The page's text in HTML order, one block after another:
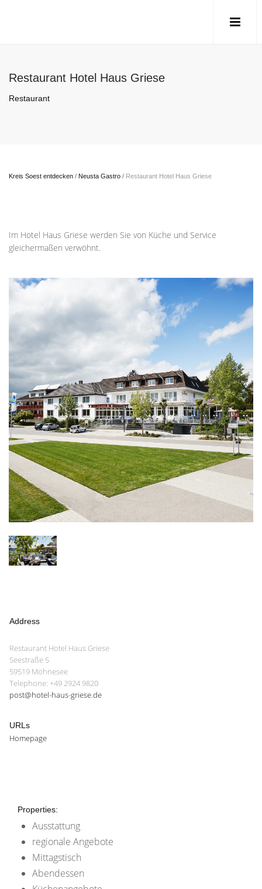
Restaurant Hotel Haus Griese
Restaurant
Kreis Soest entdecken / Neusta Gastro / Restaurant Hotel Haus Griese
Im Hotel Haus Griese werden Sie von Küche und Service
gleichermaßen verwöhnt.
Address
Restaurant Hotel Haus Griese
Seestraße 5
59519 Möhnesee
Telephone: +49 2924 9820
post@hotel-haus-griese.de
URLs
Homepage
Properties:
Ausstattung
regionale Angebote
Mittagstisch
Abendessen